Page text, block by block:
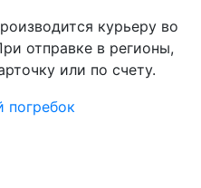
курьеру во
отправке в регионы,
или по счету.